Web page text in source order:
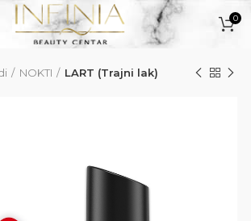
0
NOKTI LART (Trajni lak)